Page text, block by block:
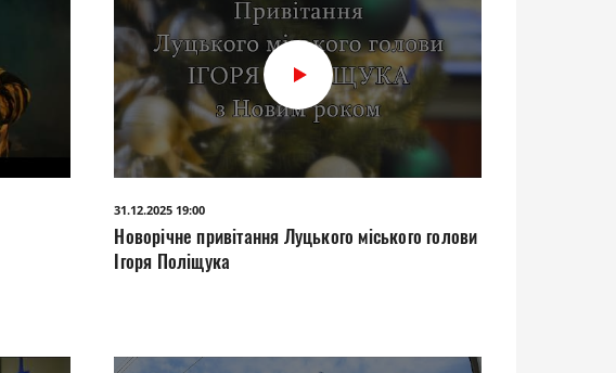
31.12.2025 19:00
Новорічне привітання Луцького міського голови
Ігоря Поліщука